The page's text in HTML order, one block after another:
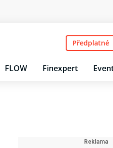
FLOW Finexpert
Předplatné